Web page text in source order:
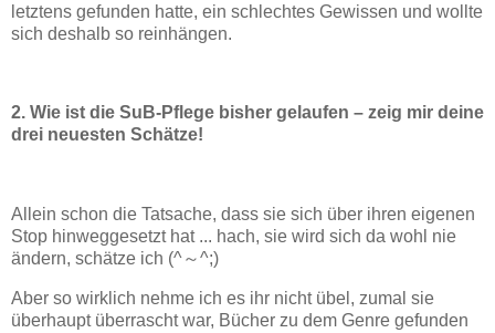
letztens gefunden hatte, ein schlechtes Gewissen und wollte
sich deshalb so reinhängen.
2. Wie ist die SuB-Pflege bisher gelaufen – zeig mir deine
drei neuesten Schätze!
Allein schon die Tatsache, dass sie sich über ihren eigenen
Stop hinweggesetzt hat ... hach, sie wird sich da wohl nie
ändern, schätze ich (^～^;)ゞ
Aber so wirklich nehme ich es ihr nicht übel, zumal sie
überhaupt überrascht war, Bücher zu dem Genre gefunden